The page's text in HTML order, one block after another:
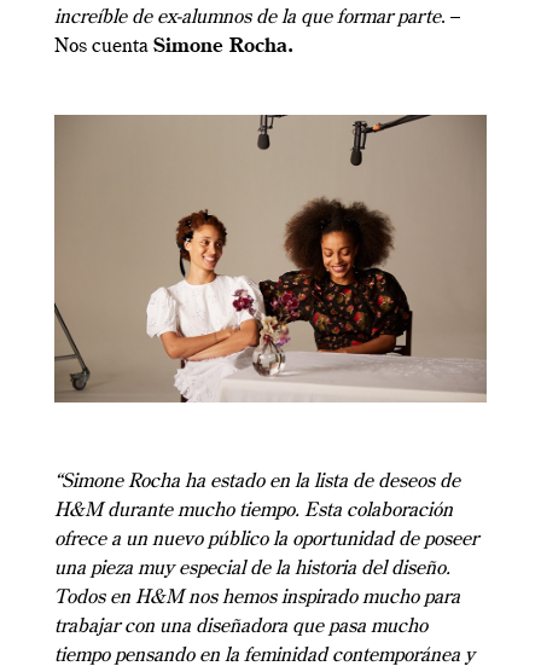
increíble de ex-alumnos de la que formar parte. –
Nos cuenta Simone Rocha.
“Simone Rocha ha estado en la lista de deseos de
H&M durante mucho tiempo. Esta colaboración
ofrece a un nuevo público la oportunidad de poseer
una pieza muy especial de la historia del diseño.
Todos en H&M nos hemos inspirado mucho para
trabajar con una diseñadora que pasa mucho
tiempo pensando en la feminidad contemporánea y